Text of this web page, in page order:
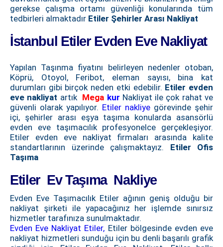
gerekse çalışma ortamı güvenliği konularında tüm
tedbirleri almaktadır Etiler Şehirler Arası Nakliyat
İstanbul Etiler Evden Eve Nakliyat
Yapılan Taşınma fiyatını belirleyen nedenler otoban,
Köprü, Otoyol, Feribot, eleman sayısı, bina kat
durumları gibi birçok neden etki edebilir. Etiler evden
eve nakliyat artık Mega kur Nakliyat ile çok rahat ve
güvenli olarak yapılıyor. Etiler nakliye görevinde şehir
içi, şehirler arası eşya taşıma konularda asansörlü
evden eve taşımacılık profesyonelce gerçekleşiyor.
Etiler evden eve nakliyat firmaları arasında kalite
standartlarının üzerinde çalışmaktayız. Etiler Ofis
Taşıma
Etiler Ev Taşıma Nakliye
Evden Eve Taşımacılık Etiler ağının geniş olduğu bir
nakliyat şirketi ile yapacağınız her işlemde sınırsız
hizmetler tarafınıza sunulmaktadır.
Evden Eve Nakliyat Etiler, Etiler bölgesinde evden eve
nakliyat hizmetleri sunduğu için bu denli başarılı grafik